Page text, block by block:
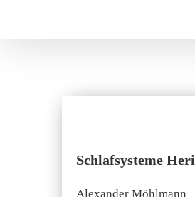
Schlafsysteme Heri
Alexander Möhlmann